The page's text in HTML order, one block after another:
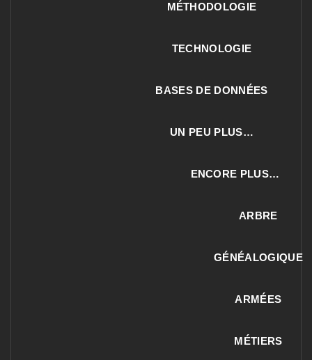
MÉTHODOLOGIE
TECHNOLOGIE
BASES DE DONNÉES
UN PEU PLUS…
ENCORE PLUS…
ARBRE
GÉNÉALOGIQUE
ARMÉES
MÉTIERS